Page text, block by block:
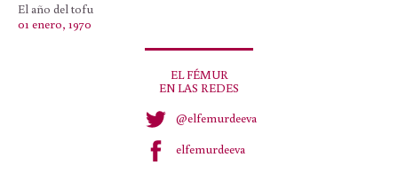
El año del tofu
01 enero, 1970
EL FÉMUR
EN LAS REDES
@elfemurdeeva
elfemurdeeva